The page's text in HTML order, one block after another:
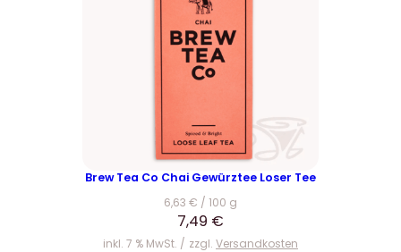
Brew Tea Co Chai Gewürztee Loser Tee
6,63 € / 100 g
7,49 €
inkl. 7 % MwSt. zzgl. Versandkosten